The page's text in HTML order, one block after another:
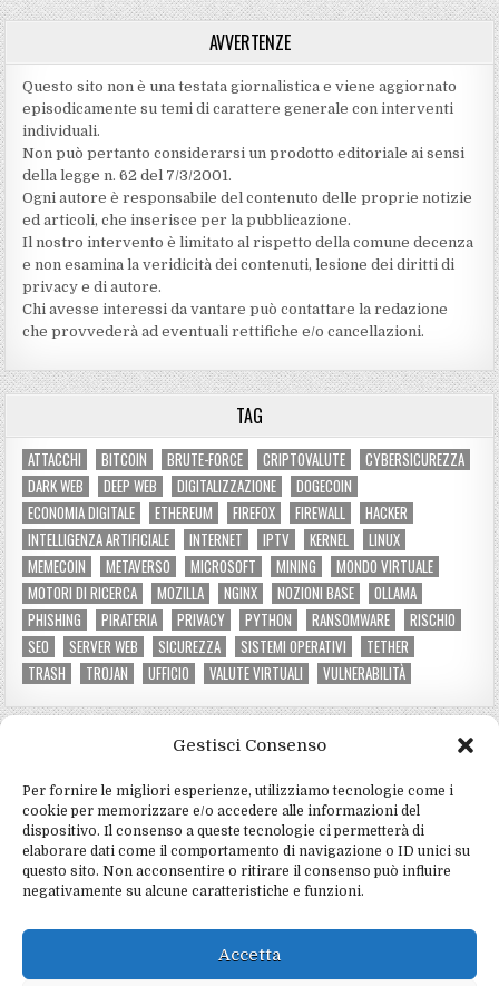
Gestisci Consenso
Per fornire le migliori esperienze, utilizziamo tecnologie come i
cookie per memorizzare e/o accedere alle informazioni del
dispositivo. Il consenso a queste tecnologie ci permetterà di
elaborare dati come il comportamento di navigazione o ID unici su
questo sito. Non acconsentire o ritirare il consenso può influire
negativamente su alcune caratteristiche e funzioni.
Accetta
AVVERTENZE
Questo sito non è una testata giornalistica e viene aggiornato
episodicamente su temi di carattere generale con interventi
individuali.
Non può pertanto considerarsi un prodotto editoriale ai sensi
della legge n. 62 del 7/3/2001.
Ogni autore è responsabile del contenuto delle proprie notizie
ed articoli, che inserisce per la pubblicazione.
Il nostro intervento è limitato al rispetto della comune decenza
e non esamina la veridicità dei contenuti‚ lesione dei diritti di
privacy e di autore.
Chi avesse interessi da vantare può contattare la redazione
che provvederà ad eventuali rettifiche e/o cancellazioni.
TAG
ATTACCHI BITCOIN BRUTE-FORCE CRIPTOVALUTE
CYBERSICUREZZA
DARK WEB
DEEP WEB DIGITALIZZAZIONE
DOGECOIN
ECONOMIA DIGITALE
ETHEREUM FIREFOX FIREWALL
HACKER
INTELLIGENZA ARTIFICIALE
INTERNET IPTV KERNEL
LINUX
MEMECOIN
METAVERSO MICROSOFT MINING
MONDO VIRTUALE
MOTORI DI RICERCA
MOZILLA NGINX NOZIONI BASE
OLLAMA
PHISHING
PIRATERIA PRIVACY PYTHON RANSOMWARE
RISCHIO
SEO
SERVER WEB SICUREZZA SISTEMI OPERATIVI
TETHER
TRASH
TROJAN UFFICIO VALUTE VIRTUALI VULNERABILITÀ
CATEGORIE DEL SITO
Criptovalute e mining (3)
Hardware e software(4)
Informatica e programmazione(4)